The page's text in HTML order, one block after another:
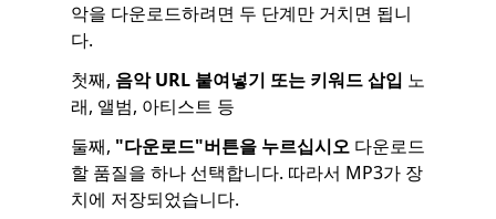
악을 다운로드하려면 두 단계만 거치면 됩니
다.
첫째, 음악 URL 붙여넣기 또는 키워드 삽입 노
래, 앨범, 아티스트 등
둘째, "다운로드"버튼을 누르십시오 다운로드
할 품질을 하나 선택합니다. 따라서 MP3가 장
치에 저장되었습니다.